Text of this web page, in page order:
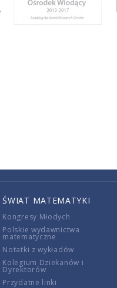
ŚWIAT MATEMATYKI
Kongresy Młodych
Polskie wydawnictwa
matematyczne
Notatki z wykładów
Kolegium Dziekanów i
Dyrektorów
Przydatne linki